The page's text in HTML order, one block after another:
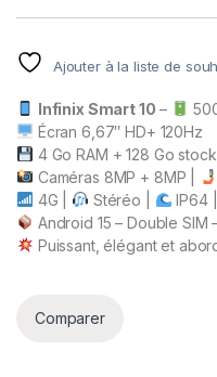
Ajouter à la liste de
Infinix Smart 10 –
Écran 6,67″ HD+ 120Hz
4 Go RAM + 128 Go
Caméras 8MP + 8MP |
4G |
Stéréo | IP64 |
Android 15 – Double SIM
Puissant, élégant et
Comparer